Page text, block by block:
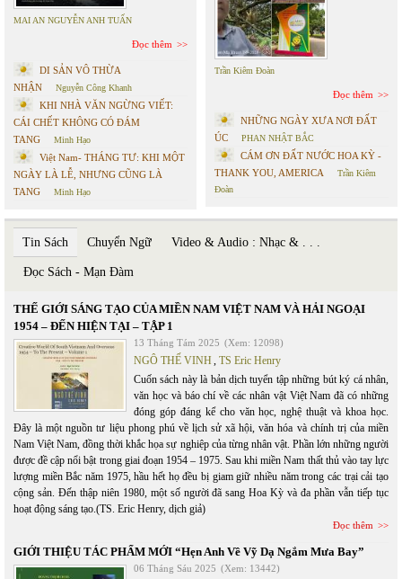
MAI AN NGUYỄN ANH TUẤN
Đọc thêm
DI SẢN VÔ THỪA
NHẬN
Nguyễn Công Khanh
KHI NHÀ VĂN NGỪNG VIẾT:
CÁI CHẾT KHÔNG CÓ ĐÁM
TANG
Minh Hạo
Việt Nam- THÁNG TƯ: KHI MỘT
NGÀY LÀ LỄ, NHƯNG CŨNG LÀ
TANG
Minh Hạo
Trần Kiêm Đoàn
Đọc thêm
NHỮNG NGÀY XƯA NƠI ĐẤT
ÚC
PHAN NHẬT BẮC
CÁM ƠN ĐẤT NƯỚC HOA KỲ -
THANK YOU, AMERICA
Trần Kiêm
Đoàn
Tin Sách Chuyển Ngữ Video & Audio : Nhạc & . . .
Đọc Sách - Mạn Đàm
THẾ GIỚI SÁNG TẠO CỦA MIỀN NAM VIỆT NAM VÀ HẢI NGOẠI
1954 – ĐẾN HIỆN TẠI – TẬP 1
13 Tháng Tám 2025 (Xem: 12098)
NGÔ THẾ VINH, TS Eric Henry
Cuốn sách này là bản dịch tuyển tập những bút ký cá nhân,
văn học và báo chí về các nhân vật Việt Nam đã có những
đóng góp đáng kể cho văn học, nghệ thuật và khoa học.
Đây là một nguồn tư liệu phong phú về lịch sử xã hội, văn hóa và chính trị của miền
Nam Việt Nam, đồng thời khắc họa sự nghiệp của từng nhân vật. Phần lớn những người
được đề cập nổi bật trong giai đoạn 1954 – 1975. Sau khi miền Nam thất thủ vào tay lực
lượng miền Bắc năm 1975, hầu hết họ đều bị giam giữ nhiều năm trong các trại cải tạo
cộng sản. Đến thập niên 1980, một số người đã sang Hoa Kỳ và đa phần vẫn tiếp tục
hoạt động sáng tạo.(TS. Eric Henry, dịch giả)
Đọc thêm
GIỚI THIỆU TÁC PHẨM MỚI “Hẹn Anh Về Vỹ Dạ Ngắm Mưa Bay”
06 Tháng Sáu 2025 (Xem: 13442)